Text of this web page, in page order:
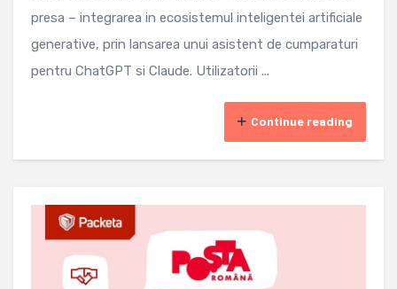
presa – integrarea in ecosistemul inteligentei artificiale
generative, prin lansarea unui asistent de cumparaturi
pentru ChatGPT si Claude. Utilizatorii ...
Continue reading